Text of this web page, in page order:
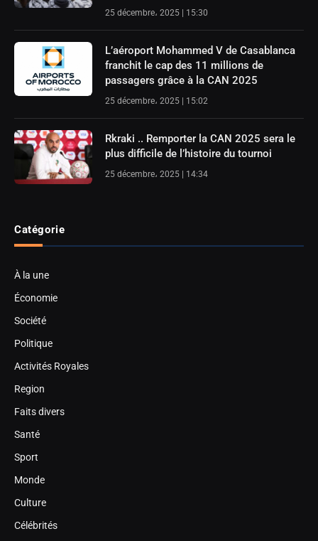
25 décembre، 2025 | 15:30
L’aéroport Mohammed V de Casablanca
franchit le cap des 11 millions de
passagers grâce à la CAN 2025
25 décembre، 2025 | 15:02
Rkraki .. Remporter la CAN 2025 sera le
plus difficile de l’histoire du tournoi
25 décembre، 2025 | 14:34
Catégorie
À la une
Économie
Société
Politique
Activités Royales
Region
Faits divers
Santé
Sport
Monde
Culture
Célébrités